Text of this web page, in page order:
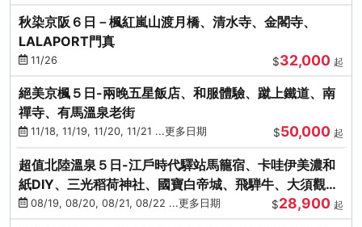
秋染京阪６日－楓紅嵐山渡月橋、清水寺、金閣寺、
LALAPORT門真
11/26 $32,000 起
絕美京楓５日-兩晚五星飯店、和服體驗、蹴上鐵道、南
禪寺、有馬溫泉老街
11/18, 11/19, 11/20, 11/21 ...更多日期 $50,000 起
超值北陸溫泉５日-江戶時代驛站馬籠宿、卡哇伊美濃和
紙DIY、三光稻荷神社、國寶白帝城、飛騨牛、大須觀音
街、下呂溫泉
08/19, 08/20, 08/21, 08/22 ...更多日期 $28,900 起